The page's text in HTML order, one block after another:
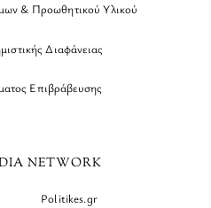
& Προωθητικού Υλικού
Διαφάνειας
Επιβράβευσης
NETWORK
Politikes.gr